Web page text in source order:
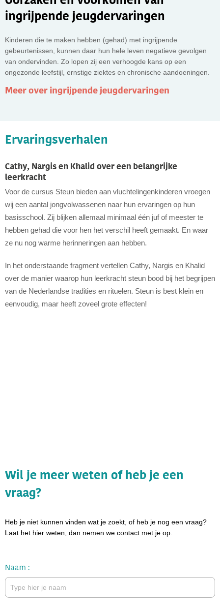
ingrijpende jeugdervaringen
Kinderen die te maken hebben (gehad) met ingrijpende
gebeurtenissen, kunnen daar hun hele leven negatieve gevolgen
van ondervinden. Zo lopen zij een verhoogde kans op een
ongezonde leefstijl, ernstige ziektes en chronische aandoeningen.
Meer over ingrijpende jeugdervaringen
Ervaringsverhalen
Cathy, Nargis en Khalid over een belangrijke
leerkracht
Voor de cursus Steun bieden aan vluchtelingenkinderen vroegen
wij een aantal jongvolwassenen naar hun ervaringen op hun
basisschool. Zij blijken allemaal minimaal één juf of meester te
hebben gehad die voor hen het verschil heeft gemaakt. En waar
ze nu nog warme herinneringen aan hebben.
In het onderstaande fragment vertellen Cathy, Nargis en Khalid
over de manier waarop hun leerkracht steun bood bij het begrijpen
van de Nederlandse tradities en rituelen. Steun is best klein en
eenvoudig, maar heeft zoveel grote effecten!
Wil je meer weten of heb je een
vraag?
Heb je niet kunnen vinden wat je zoekt, of heb je nog een vraag?
Laat het hier weten, dan nemen we contact met je op.
Naam